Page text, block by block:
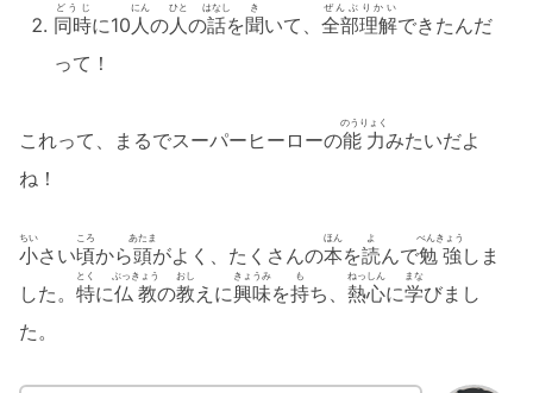
同時
どうじ
に10人
にん
の人
ひと
の話
はなし
を聞
き
いて、全部
ぜんぶ
理解
りかい
できたんだ
って！
これって、まるでスーパーヒーローの能力
のうりょく
みたいだよ
ね！
小
ちい
さい頃
ころ
から頭
あたま
がよく、たくさんの本
ほん
を読
よ
んで勉強
べんきょう
しま
した。 特
とく
に仏教
ぶっきょう
の教
おし
えに興味
きょうみ
を持
も
ち、 熱心
ねっしん
に学
まな
びまし
た。